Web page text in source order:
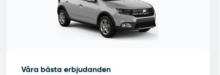
Våra bästa erbjudanden